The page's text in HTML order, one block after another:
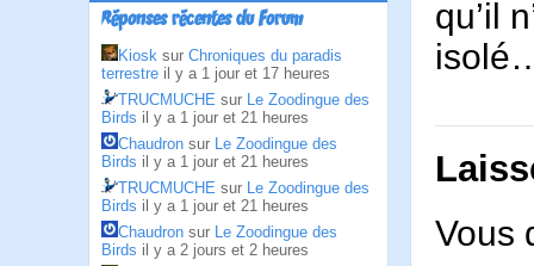
Réponses récentes du Forum
Kiosk sur Chroniques du paradis
terrestre il y a 1 jour et 17 heures
TRUCMUCHE sur Le Zoodingue des
Birds il y a 1 jour et 21 heures
Chaudron sur Le Zoodingue des
Birds il y a 1 jour et 21 heures
TRUCMUCHE sur Le Zoodingue des
Birds il y a 1 jour et 21 heures
Chaudron sur Le Zoodingue des
Birds il y a 2 jours et 2 heures
qu’il
Vous